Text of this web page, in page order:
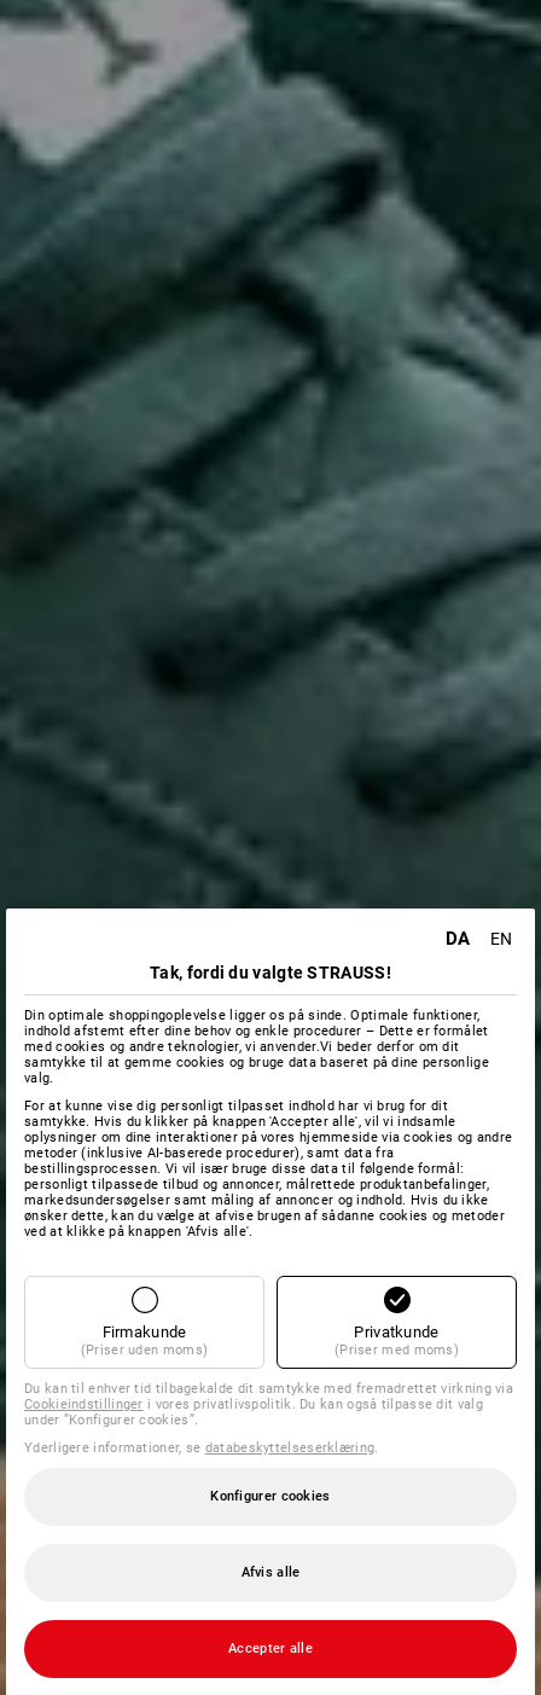
DA
EN
Tak, fordi du valgte STRAUSS!
Din optimale shoppingoplevelse ligger os på sinde. Optimale funktioner,
indhold afstemt efter dine behov og enkle procedurer – Dette er formålet
med cookies og andre teknologier, vi anvender.Vi beder derfor om dit
samtykke til at gemme cookies og bruge data baseret på dine personlige
valg.
For at kunne vise dig personligt tilpasset indhold har vi brug for dit
samtykke. Hvis du klikker på knappen 'Accepter alle', vil vi indsamle
oplysninger om dine interaktioner på vores hjemmeside via cookies og andre
metoder (inklusive AI-baserede procedurer), samt data fra
bestillingsprocessen. Vi vil især bruge disse data til følgende formål:
personligt tilpassede tilbud og annoncer, målrettede produktanbefalinger,
markedsundersøgelser samt måling af annoncer og indhold. Hvis du ikke
ønsker dette, kan du vælge at afvise brugen af sådanne cookies og metoder
ved at klikke på knappen 'Afvis alle'.
Firmakunde
(Priser uden moms)
Privatkunde
(Priser med moms)
Du kan til enhver tid tilbagekalde dit samtykke med fremadrettet virkning via
Cookieindstillinger i vores privatlivspolitik. Du kan også tilpasse dit valg
under ”Konfigurer cookies”.
Yderligere informationer, se databeskyttelseserklæring
Konfigurer cookies
Afvis alle
Accepter alle